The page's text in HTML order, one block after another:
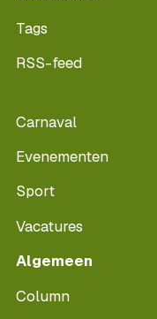
Tags
RSS-feed
Carnaval
Evenementen
Sport
Vacatures
Algemeen
Column